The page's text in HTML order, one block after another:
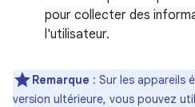
pour collecter des
l'utilisateur.
Remarque : Sur les appareils
version ultérieure, vous pouvez